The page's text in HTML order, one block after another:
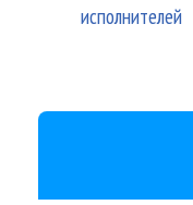
исполнителей